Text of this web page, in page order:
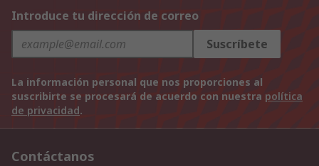
Introduce tu dirección de correo
Suscríbete
La información personal que nos proporciones al
suscribirte se procesará de acuerdo con nuestra política
de privacidad.
Contáctanos